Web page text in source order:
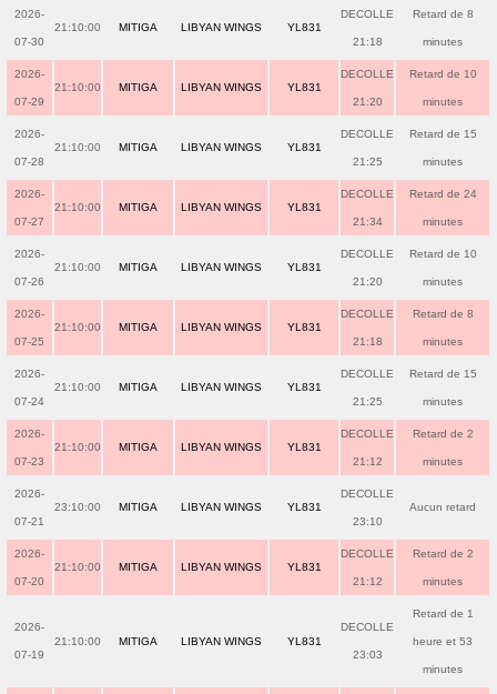
2026-
07-30
21:10:00 MITIGA LIBYAN WINGS YL831
DECOLLE
21:18
Retard de 8
minutes
2026-
07-29
21:10:00 MITIGA LIBYAN WINGS YL831
DECOLLE
21:20
Retard de 10
minutes
2026-
07-28
21:10:00 MITIGA LIBYAN WINGS YL831
DECOLLE
21:25
Retard de 15
minutes
2026-
07-27
21:10:00 MITIGA LIBYAN WINGS YL831
DECOLLE
21:34
Retard de 24
minutes
2026-
07-26
21:10:00 MITIGA LIBYAN WINGS YL831
DECOLLE
21:20
Retard de 10
minutes
2026-
07-25
21:10:00 MITIGA LIBYAN WINGS YL831
DECOLLE
21:18
Retard de 8
minutes
2026-
07-24
21:10:00 MITIGA LIBYAN WINGS YL831
DECOLLE
21:25
Retard de 15
minutes
2026-
07-23
21:10:00 MITIGA LIBYAN WINGS YL831
DECOLLE
21:12
Retard de 2
minutes
2026-
07-21
23:10:00 MITIGA LIBYAN WINGS YL831
DECOLLE
23:10
Aucun retard
2026-
07-20
21:10:00 MITIGA LIBYAN WINGS YL831
DECOLLE
21:12
Retard de 2
minutes
2026-
07-19
21:10:00 MITIGA LIBYAN WINGS YL831
DECOLLE
23:03
Retard de 1
heure et 53
minutes